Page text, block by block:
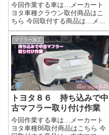
今回作業する車は…メーカート
ヨタ車種クラウン取付商品はこ
ちら 今回取付する商品は…メー
カー不明 中古マフラーですｋ
オークションなどで購入した物
は持ち込み時に梱包を解いてし
っかり検品、部品等が揃ってい
ることを確認してください。作
業写真マフラー...
マフラー加工
トヨタ８６ 持ち込みで中
古マフラー取り付け作業
今回作業する車は…メーカート
ヨタ車種86取付商品はこちら 今